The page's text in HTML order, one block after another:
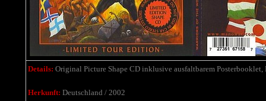
Details: Original Picture Shape CD inklusive ausfaltbarem
Herkunft: Deutschland / 2002